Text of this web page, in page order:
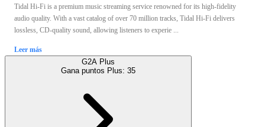
Tidal Hi-Fi is a premium music streaming service renowned for its high-fidelity
audio quality. With a vast catalog of over 70 million tracks, Tidal Hi-Fi delivers
lossless, CD-quality sound, allowing listeners to experie ...
Leer más
G2A Plus
Gana puntos Plus: 35